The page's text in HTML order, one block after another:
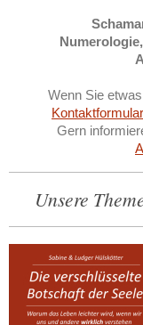
Wenn Sie
Kontaktformular
Gern
Unsere